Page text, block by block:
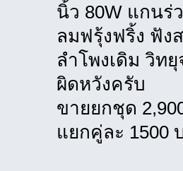
นิ้ว 80W แกนร่
ลมฟรุ้งฟริ้ง ฟัง
ลำโพงเดิม วิท
ผิดหวังครับ
ขายยกชุด
แยกคู่ละ 1500